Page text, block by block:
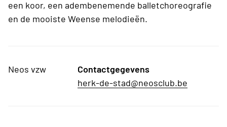
een koor, een adembenemende balletchoreografie
en de mooiste Weense melodieën.
Neos vzw
Contactgegevens
herk-de-stad@neosclub.be